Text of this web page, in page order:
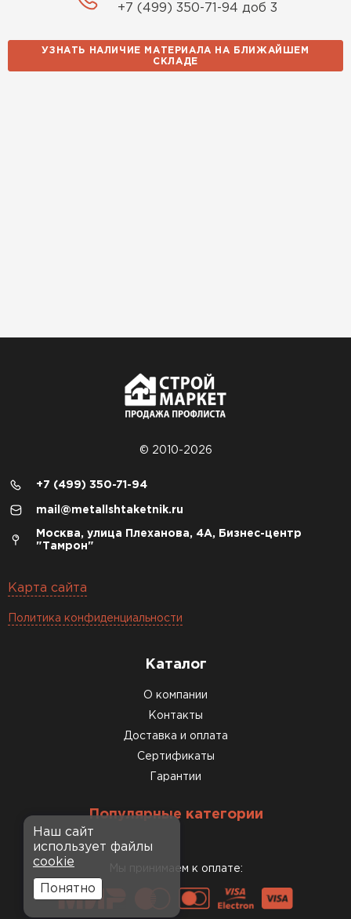
+7 (499) 350-71-94 доб 3
УЗНАТЬ НАЛИЧИЕ МАТЕРИАЛА НА БЛИЖАЙШЕМ
СКЛАДЕ
© 2010-2026
+7 (499) 350-71-94
mail@metallshtaketnik.ru
Москва, улица Плеханова, 4А, Бизнес-центр
"Тамрон"
Карта сайта
Политика конфиденциальности
Каталог
О компании
Контакты
Доставка и оплата
Сертификаты
Гарантии
Популярные категории
Мы принимаем к оплате:
Наш сайт
использует файлы
cookie
Понятно